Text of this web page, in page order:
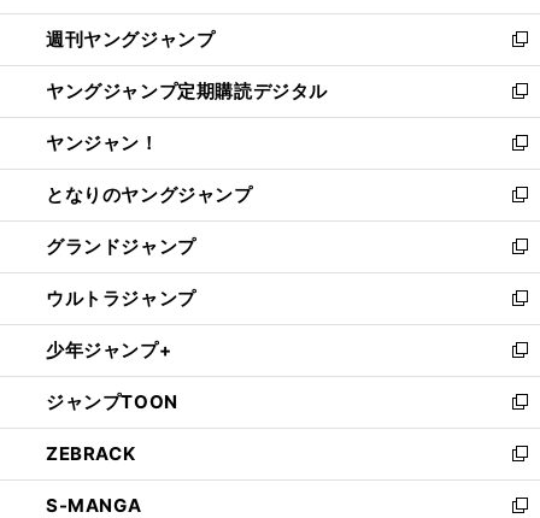
開
く
ウ
で
開
く
ン
ド
ウ
で
開
く
ウ
ィ
ン
ド
ウ
で
開
く
週刊ヤングジャンプ
新
し
い
ウ
ィ
ン
ド
ウ
で
開
く
ヤングジャンプ定期購読デジタル
新
し
い
ウ
ィ
ン
ド
ウ
で
開
く
ヤンジャン！
新
し
い
ウ
ィ
ン
ド
ウ
で
開
く
となりのヤングジャンプ
新
し
い
ウ
ィ
ン
ド
ウ
で
開
く
グランドジャンプ
新
し
い
ウ
ィ
ン
ド
ウ
で
開
く
ウルトラジャンプ
新
し
い
ウ
ィ
ン
ド
ウ
で
少年ジャンプ+
新
し
い
ウ
ィ
ン
ド
ジャンプTOON
新
し
い
ウ
ィ
ZEBRACK
新
し
い
S-MANGA 新